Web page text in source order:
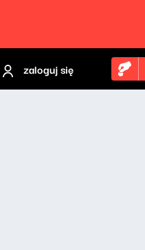
zaloguj się